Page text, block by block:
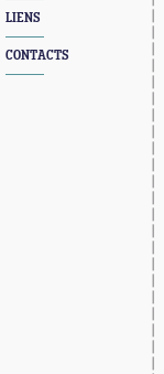
LIENS
CONTACTS